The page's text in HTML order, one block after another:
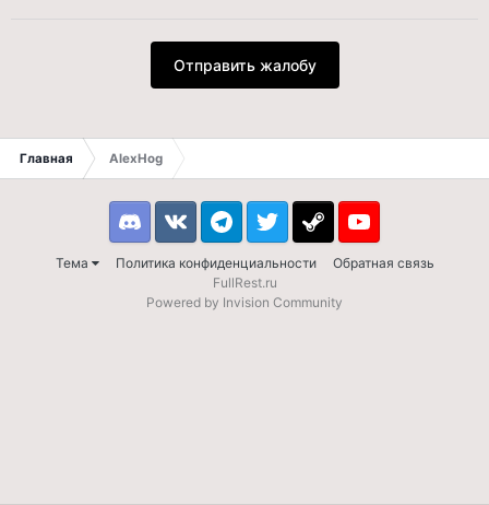
Отправить жалобу
Главная AlexHog
Тема Политика конфиденциальности Обратная связь
DiscordVK TelegramTwitter Steam Youtube
FullRest.ru
Powered by Invision Community